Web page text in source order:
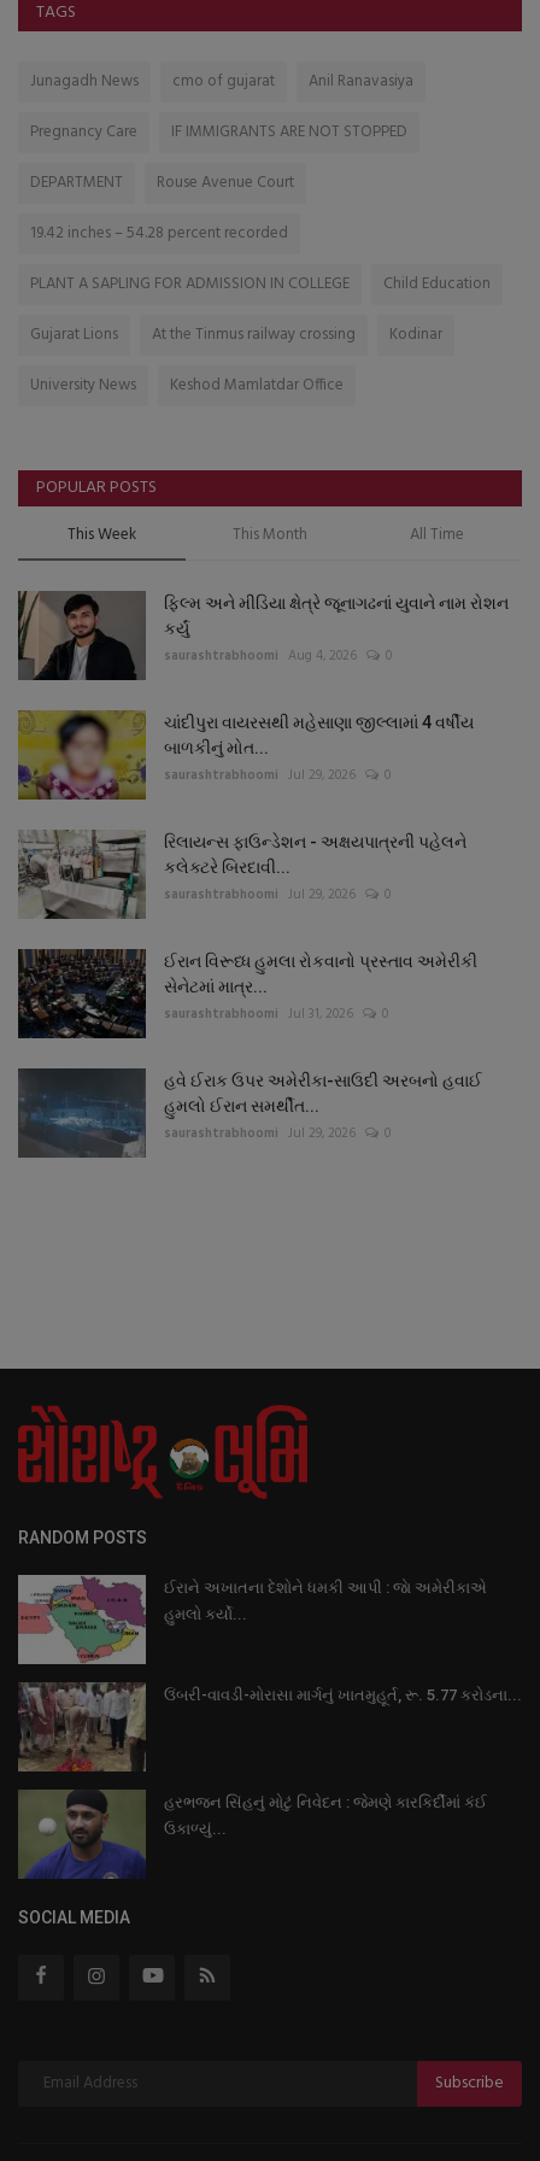
TAGS
Junagadh News cmo of gujarat
Anil Ranavasiya
Pregnancy Care
IF IMMIGRANTS ARE NOT STOPPED
DEPARTMENT
Rouse Avenue Court
19.42 inches – 54.28 percent recorded
PLANT A SAPLING FOR ADMISSION IN COLLEGE
Child Education
Gujarat Lions
At the Tinmus railway crossing
Kodinar
University News
Keshod Mamlatdar Office
POPULAR POSTS
This Week This Month All Time
ફિલ્મ અને મીડિયા ક્ષેત્રે જૂનાગઢનાં યુવાને નામ રોશન
કર્યું
saurashtrabhoomi Aug 4, 2026 0
ચાંદીપુરા વાયરસથી મહેસાણા જીલ્લામાં 4 વર્ષીય
બાળકીનું મોત...
saurashtrabhoomi Jul 29, 2026 0
રિલાયન્સ ફાઉન્ડેશન - અક્ષયપાત્રની પહેલને
કલેક્ટરે બિરદાવી...
saurashtrabhoomi Jul 29, 2026 0
ઈરાન વિરૂધ્ધ હુમલા રોકવાનો પ્રસ્તાવ અમેરીકી
સેનેટમાં માત્ર...
saurashtrabhoomi Jul 31, 2026 0
હવે ઈરાક ઉપર અમેરીકા-સાઉદી અરબનો હવાઈ
હુમલો ઈરાન સમર્થીત...
saurashtrabhoomi Jul 29, 2026 0
RANDOM POSTS
ઈરાને અખાતના દેશોને ધમકી આપી : જાે અમેરીકાએ
હુમલો કર્યો...
ઉંબરી-વાવડી-મોરાસા માર્ગનું ખાતમુહૂર્ત, રૂ. 5.77 કરોડના...
હરભજન સિંહનું મોટું નિવેદન : જેમણે કારકિર્દીમાં કંઈ
ઉકાળ્યું...
SOCIAL MEDIA
Subscribe